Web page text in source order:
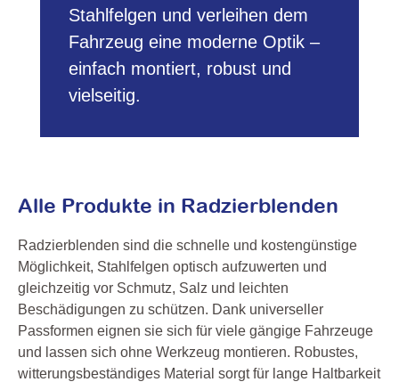
Stahlfelgen und verleihen dem
Fahrzeug eine moderne Optik –
einfach montiert, robust und
vielseitig.
Alle Produkte in Radzierblenden
Radzierblenden sind die schnelle und kostengünstige
Möglichkeit, Stahlfelgen optisch aufzuwerten und
gleichzeitig vor Schmutz, Salz und leichten
Beschädigungen zu schützen. Dank universeller
Passformen eignen sie sich für viele gängige Fahrzeuge
und lassen sich ohne Werkzeug montieren. Robustes,
witterungsbeständiges Material sorgt für lange Haltbarkeit